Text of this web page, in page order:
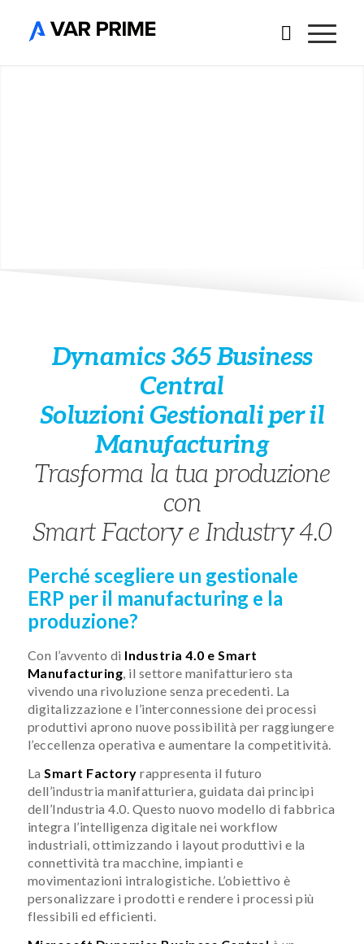
Dynamics 365 Business
Central
Soluzioni Gestionali per il
Manufacturing
Trasforma la tua produzione
con
Smart Factory e Industry 4.0
Perché scegliere un gestionale
ERP per il manufacturing e la
produzione?
Con l’avvento di Industria 4.0 e Smart
Manufacturing, il settore manifatturiero sta
vivendo una rivoluzione senza precedenti. La
digitalizzazione e l’interconnessione dei processi
produttivi aprono nuove possibilità per raggiungere
l’eccellenza operativa e aumentare la competitività.
LaSmart Factory rappresenta il futuro
dell’industria manifatturiera, guidata dai principi
dell’Industria 4.0. Questo nuovo modello di fabbrica
integra l’intelligenza digitale nei workflow
industriali, ottimizzando i layout produttivi e la
connettività tra macchine, impianti e
movimentazioni intralogistiche. L’obiettivo è
personalizzare i prodotti e rendere i processi più
flessibili ed efficienti.